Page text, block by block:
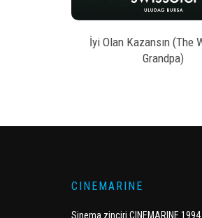
İyi Olan Kazansın (The
Grandpa)
CINEMARINE
Sinema zinciri CINEMARINE 1994